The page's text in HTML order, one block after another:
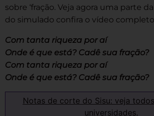
sobre ‘fração. Veja agora uma parte
do simulado confira o vídeo
Com tanta riqueza por aí
Onde é que está? Cadê sua fração?
Com tanta riqueza por aí
Onde é que está? Cadê sua fração?
Notas de corte do Sisu: veja
universidades.